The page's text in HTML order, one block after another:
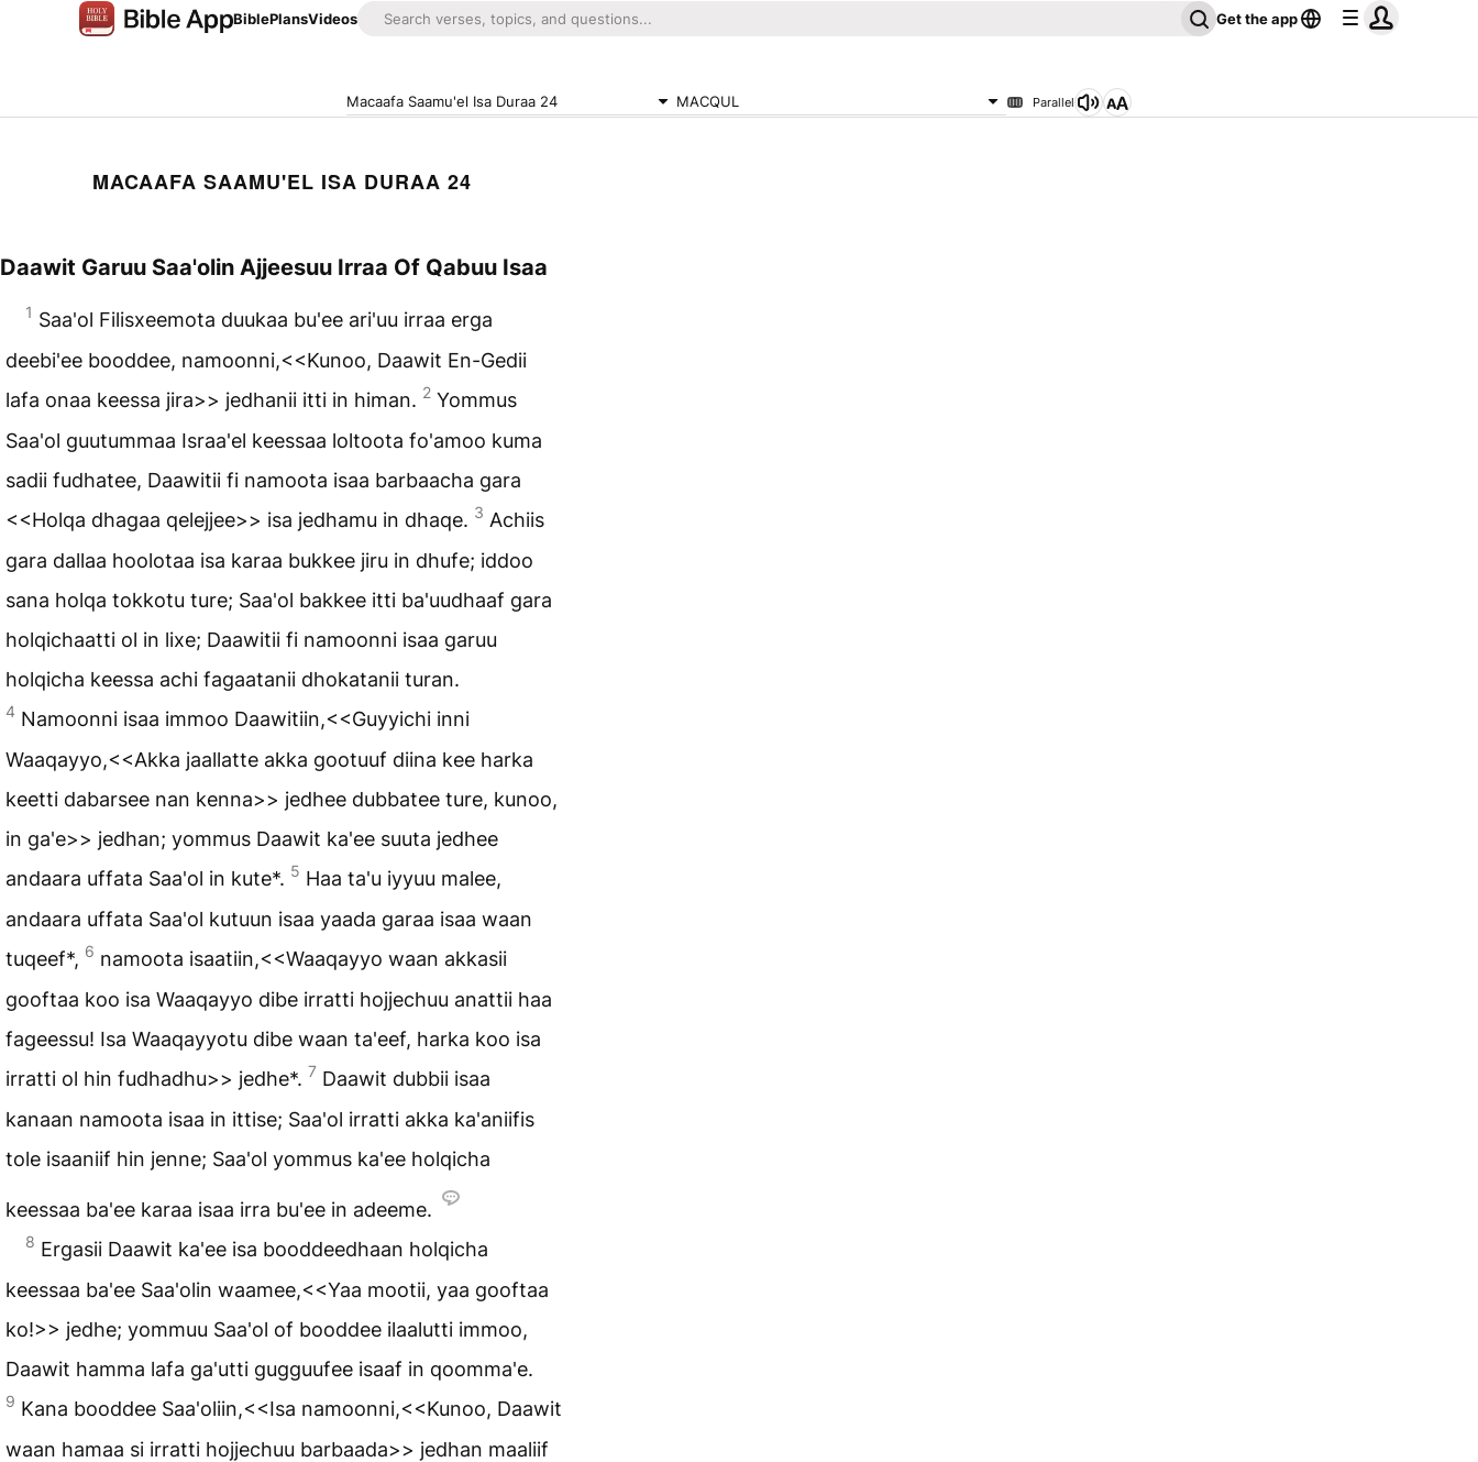
BiblePlansVideos Get the app
Macaafa Saamu'el Isa Duraa 24 MACQUL Parallel
MACAAFA SAAMU'EL ISA DURAA 24
Daawit Garuu Saa'olin Ajjeesuu Irraa Of Qabuu Isaa
1 Saa'ol Filisxeemota duukaa bu'ee ari'uu irraa erga
deebi'ee booddee, namoonni,<<Kunoo, Daawit En-Gedii
lafa onaa keessa jira>> jedhanii itti in himan. 2 Yommus
Saa'ol guutummaa Israa'el keessaa loltoota fo'amoo kuma
sadii fudhatee, Daawitii fi namoota isaa barbaacha gara
<<Holqa dhagaa qelejjee>> isa jedhamu in dhaqe. 3 Achiis
gara dallaa hoolotaa isa karaa bukkee jiru in dhufe; iddoo
sana holqa tokkotu ture; Saa'ol bakkee itti ba'uudhaaf gara
holqichaatti ol in lixe; Daawitii fi namoonni isaa garuu
holqicha keessa achi fagaatanii dhokatanii turan.
4 Namoonni isaa immoo Daawitiin,<<Guyyichi inni
Waaqayyo,<<Akka jaallatte akka gootuuf diina kee harka
keetti dabarsee nan kenna>> jedhee dubbatee ture, kunoo,
in ga'e>> jedhan; yommus Daawit ka'ee suuta jedhee
andaara uffata Saa'ol in kute*. 5 Haa ta'u iyyuu malee,
andaara uffata Saa'ol kutuun isaa yaada garaa isaa waan
tuqeef*, 6 namoota isaatiin,<<Waaqayyo waan akkasii
gooftaa koo isa Waaqayyo dibe irratti hojjechuu anattii haa
fageessu! Isa Waaqayyotu dibe waan ta'eef, harka koo isa
irratti ol hin fudhadhu>> jedhe*. 7 Daawit dubbii isaa
kanaan namoota isaa in ittise; Saa'ol irratti akka ka'aniifis
tole isaaniif hin jenne; Saa'ol yommus ka'ee holqicha
keessaa ba'ee karaa isaa irra bu'ee in adeeme.
8 Ergasii Daawit ka'ee isa booddeedhaan holqicha
keessaa ba'ee Saa'olin waamee,<<Yaa mootii, yaa gooftaa
ko!>> jedhe; yommuu Saa'ol of booddee ilaalutti immoo,
Daawit hamma lafa ga'utti gugguufee isaaf in qoomma'e.
9 Kana booddee Saa'oliin,<<Isa namoonni,<<Kunoo, Daawit
waan hamaa si irratti hojjechuu barbaada>> jedhan maaliif